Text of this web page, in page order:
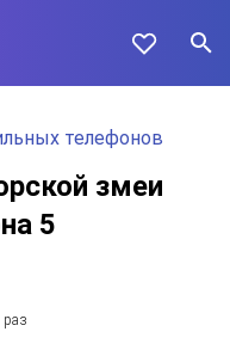
телефонов
змеи
5